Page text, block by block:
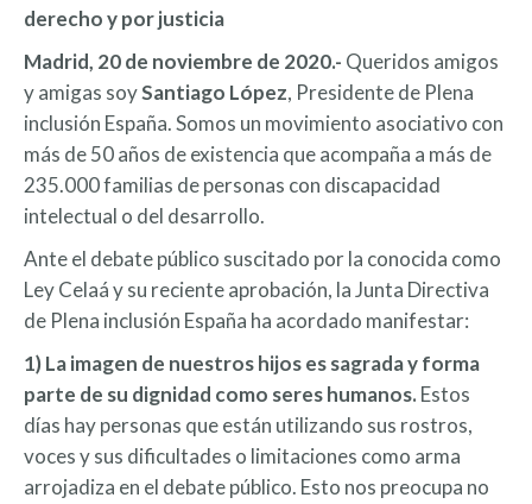
derecho y por justicia
Madrid, 20 de noviembre de 2020.- Queridos amigos
y amigas soySantiago López, Presidente de Plena
inclusión España. Somos un movimiento asociativo con
más de 50 años de existencia que acompaña a más de
235.000 familias de personas con discapacidad
intelectual o del desarrollo.
Ante el debate público suscitado por la conocida como
Ley Celaá y su reciente aprobación, la Junta Directiva
de Plena inclusión España ha acordado manifestar:
1) La imagen de nuestros hijos es sagrada y forma
parte de su dignidad como seres humanos. Estos
días hay personas que están utilizando sus rostros,
voces y sus dificultades o limitaciones como arma
arrojadiza en el debate público. Esto nos preocupa no